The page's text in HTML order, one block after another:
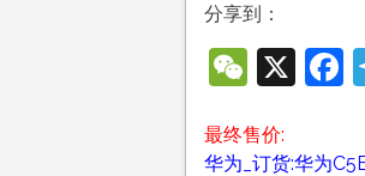
分享到：
X
最终售价:
华为_订货:华为